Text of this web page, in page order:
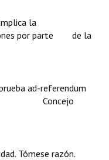
la
por parte de la
ad-referendum
del Concejo
Tómese razón.